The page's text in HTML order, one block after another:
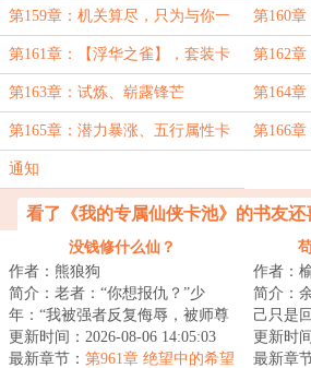
角逐
第159章：机关算尽，只为与你一
见
第160
终屹立
第161章：【浮华之雀】，套装卡
的最后拼图！
第162章
第163章：试炼、崭露锋芒 第164
妖神之血
第165章：潜力暴涨、五行属性卡
升阶
第166
通知
看了《我的专属仙侠卡池》的书友还
没钱修什么仙？
作者：熊狼狗
简介：老者：“你想报仇？”少
年：“我被强者反复侮辱，被师尊
视为垃圾，我怎么可能不想报
仇？”老者摸了...
更新时间：2026-08-06 14:05:03
最新章节： 第961章 绝望中的希望
作者：
简介：
己只是
了。关
有种榆
更新时
最新章